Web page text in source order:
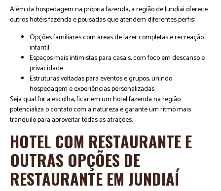
Além da hospedagem na própria fazenda, a região de Jundiaí oferece
outros hotéis fazenda e pousadas que atendem diferentes perfis:
Opções familiares com áreas de lazer completas e recreação
infantil.
Espaços mais intimistas para casais, com foco em descanso e
privacidade.
Estruturas voltadas para eventos e grupos, unindo
hospedagem e experiências personalizadas.
Seja qual for a escolha, ficar em um hotel fazenda na região
potencializa o contato com a natureza e garante um ritmo mais
tranquilo para aproveitar todas as atrações.
HOTEL COM RESTAURANTE E
OUTRAS OPÇÕES DE
RESTAURANTE EM JUNDIAÍ